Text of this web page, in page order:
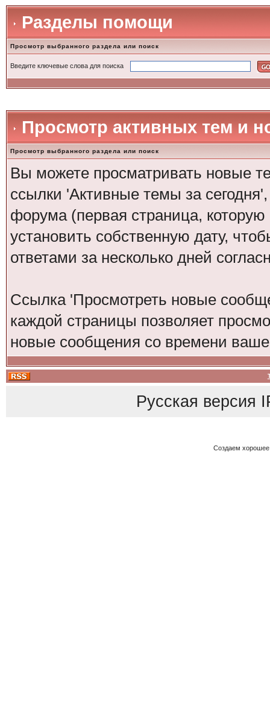
Разделы помощи
Просмотр выбранного раздела или поиск
Введите ключевые слова для поиска
Просмотр активных тем и
Просмотр выбранного раздела или поиск
Вы можете просматривать новые
ссылки 'Активные темы за
форума (первая страница,
установить собственную дату,
ответами за несколько дней
Ссылка 'Просмотреть новые
каждой страницы позволяет
новые сообщения со времени
Русская версия
Создаем